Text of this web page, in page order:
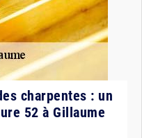
charpentes : un
52 à Gillaume